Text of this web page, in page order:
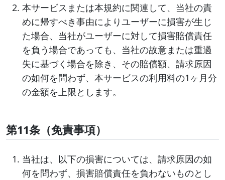
本サービスまたは本規約に関連して、当社の責
めに帰すべき事由によりユーザーに損害が生じ
た場合、当社がユーザーに対して損害賠償責任
を負う場合であっても、当社の故意または重過
失に基づく場合を除き、その賠償額、請求原因
の如何を問わず、本サービスの利用料の1ヶ月分
の金額を上限とします。
第11条（免責事項）
当社は、以下の損害については、請求原因の如
何を問わず、損害賠償責任を負わないものとし